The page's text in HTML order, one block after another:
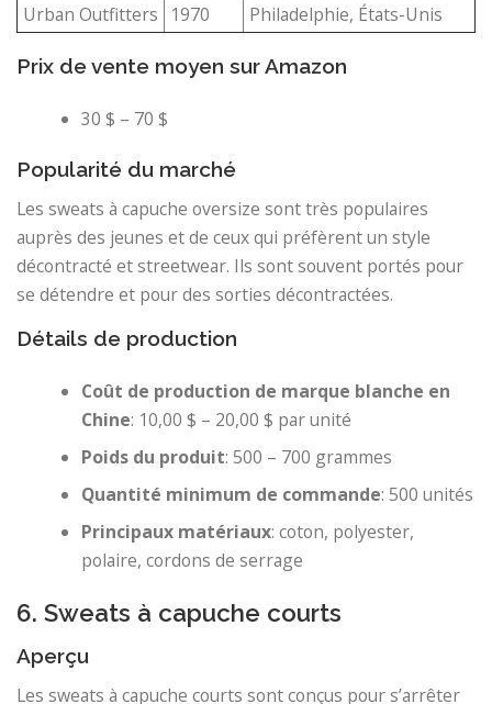
Urban Outfitters
1970 Philadelphie, États-Unis
Prix ​​de vente moyen sur Amazon
30 $ – 70 $
Popularité du marché
Les sweats à capuche oversize sont très populaires
auprès des jeunes et de ceux qui préfèrent un style
décontracté et streetwear. Ils sont souvent portés pour
se détendre et pour des sorties décontractées.
Détails de production
Coût de production de marque blanche en
Chine: 10,00 $ – 20,00 $ par unité
Poids du produit: 500 – 700 grammes
Quantité minimum de commande: 500 unités
Principaux matériaux: coton, polyester,
polaire, cordons de serrage
6. Sweats à capuche courts
Aperçu
Les sweats à capuche courts sont conçus pour s’arrêter